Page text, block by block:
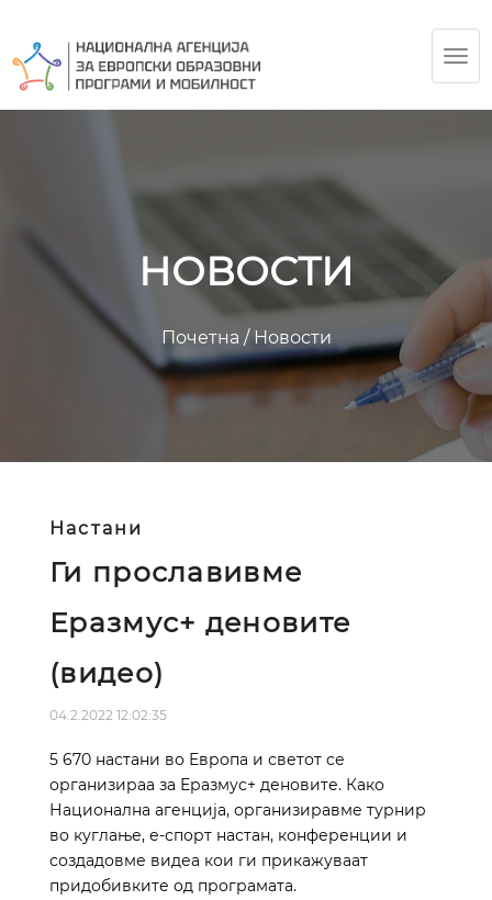
НОВОСТИ
Почетна /Новости
Настани
Ги прославивме
Еразмус+ деновите
(видео)
04.2.2022 12:02:35
5 670 настани во Европа и светот се
организираа за Еразмус+ деновите. Како
Национална агенција, организиравме турнир
во куглање, е-спорт настан, конференции и
создадовме видеа кои ги прикажуваат
придобивките од програмата.